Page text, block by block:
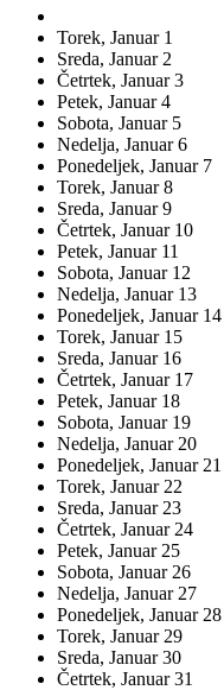
Torek, Januar1
Sreda, Januar2
Četrtek, Januar3
Petek, Januar4
Sobota, Januar5
Nedelja, Januar6
Ponedeljek, Januar7
Torek, Januar8
Sreda, Januar9
Četrtek, Januar10
Petek, Januar11
Sobota, Januar12
Nedelja, Januar13
Ponedeljek, Januar14
Torek, Januar15
Sreda, Januar16
Četrtek, Januar17
Petek, Januar18
Sobota, Januar19
Nedelja, Januar20
Ponedeljek, Januar21
Torek, Januar22
Sreda, Januar23
Četrtek, Januar24
Petek, Januar25
Sobota, Januar26
Nedelja, Januar27
Ponedeljek, Januar28
Torek, Januar29
Sreda, Januar30
Četrtek, Januar31